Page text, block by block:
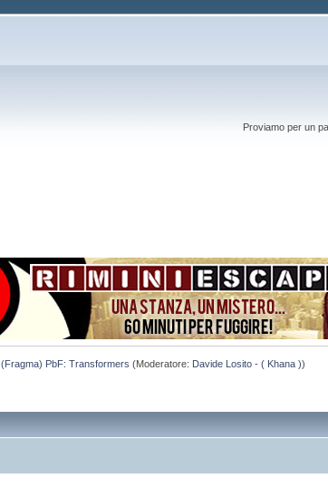
Proviamo per un
(Fragma) PbF: Transformers (Moderatore: Davide Losito - ( Khana ))